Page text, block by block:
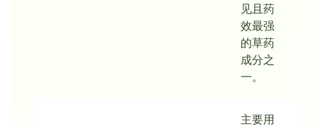
见且药
效最强
的草药
成分之
一。
主要用